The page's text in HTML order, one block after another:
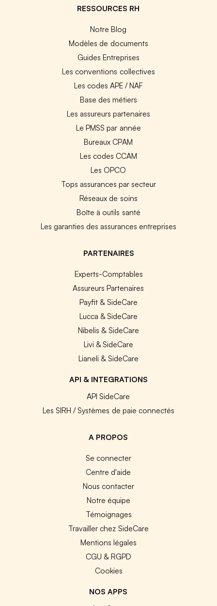
RESSOURCES RH
Notre Blog
Modèles de documents
Guides Entreprises
Les conventions collectives
Les codes APE / NAF
Base des métiers
Les assureurs partenaires
Le PMSS par année
Bureaux CPAM
Les codes CCAM
Les OPCO
Tops assurances par secteur
Réseaux de soins
Boîte à outils santé
Les garanties des assurances entreprises
PARTENAIRES
Experts-Comptables
Assureurs Partenaires
Payfit & SideCare
Lucca & SideCare
Nibelis & SideCare
Livi & SideCare
Lianeli & SideCare
API & INTEGRATIONS
API SideCare
Les SIRH / Systèmes de paie connectés
A PROPOS
Se connecter
Centre d'aide
Nous contacter
Notre équipe
Témoignages
Travailler chez SideCare
Mentions légales
CGU & RGPD
Cookies
NOS APPS